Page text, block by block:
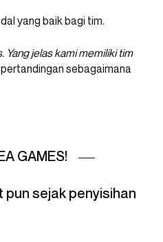
yang baik bagi tim.
Yang jelas kami memiliki tim
sebagaimana
GAMES!
sejak penyisihan